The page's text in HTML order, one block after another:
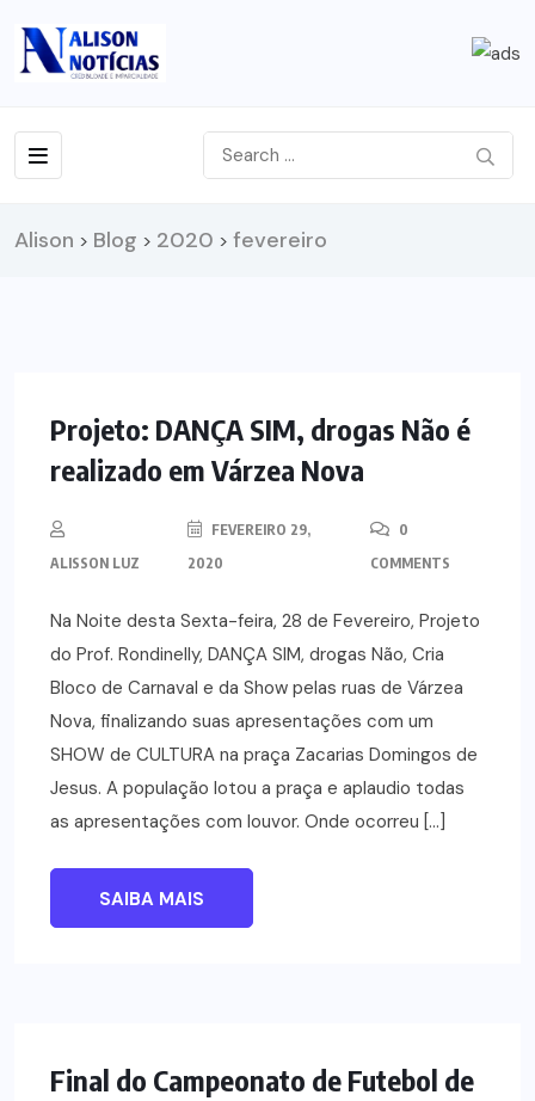
Alison > Blog > 2020 > fevereiro
NOTÍCIAS
Projeto: DANÇA SIM, drogas Não é
realizado em Várzea Nova
ALISSON LUZ
FEVEREIRO 29,
2020
0
COMMENTS
Na Noite desta Sexta-feira, 28 de Fevereiro, Projeto
do Prof. Rondinelly, DANÇA SIM, drogas Não, Cria
Bloco de Carnaval e da Show pelas ruas de Várzea
Nova, finalizando suas apresentações com um
SHOW de CULTURA na praça Zacarias Domingos de
Jesus. A população lotou a praça e aplaudio todas
as apresentações com louvor. Onde ocorreu […]
SAIBA MAIS
Final do Campeonato de Futebol de